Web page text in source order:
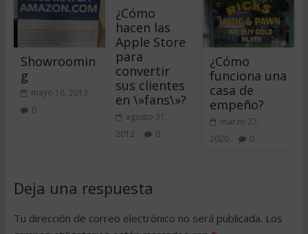
Showroomin
g
mayo 16, 2013
0
¿Cómo
hacen las
Apple Store
para
convertir
sus clientes
en \»fans\»?
agosto 31,
2012
0
¿Cómo
funciona una
casa de
empeño?
marzo 27,
2020
0
Deja una respuesta
Tu dirección de correo electrónico no será publicada. Los